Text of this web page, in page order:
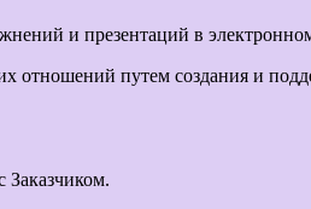
и презентаций в
отношений путем создания и
Заказчиком.